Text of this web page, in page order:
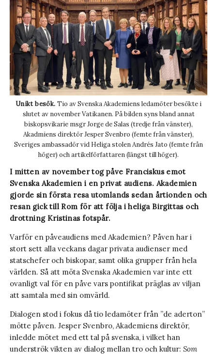
Unikt besök.Tio av Svenska Akademiens ledamöter besökte i
slutet av november Vatikanen. På bilden syns bland annat
biskopsvikarie msgr Jorge de Salas (tredje från vänster),
Akadmiens direktör Jesper Svenbro (femte från vänster),
Sveriges ambassadör vid Heliga stolen Andrés Jato (femte från
höger) och artikelförfattaren (längst till höger).
I mitten av november tog påve Franciskus emot
Svenska Akademien i en privat audiens. Akademien
gjorde sin första resa utomlands sedan årtionden och
resan gick till Rom för att följa i heliga Birgittas och
drottning Kristinas fotspår.
Varför en påveaudiens med Akademien? Påven har i
stort sett alla veckans dagar privata audienser med
statschefer och biskopar, samt olika grupper från hela
världen. Så att möta Svenska Akademien var inte ett
ovanligt val för en påve vars pontifikat präglas av viljan
att samtala med sin omvärld.
Dialogen stod i fokus då tio ledamöter från ”de aderton”
mötte påven. Jesper Svenbro, Akademiens direktör,
inledde mötet med ett tal på svenska, i vilket han
underströk vikten av dialog mellan tro och kultur: Som